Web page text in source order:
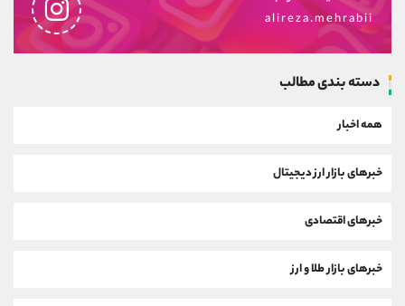
alireza.mehrabii
دسته بندی مطالب
همه اخبار
خبرهای بازار ارز دیجیتال
خبرهای اقتصادی
خبرهای بازار طلا و ارز